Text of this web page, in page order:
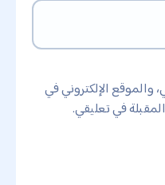
والموقع الإلكتروني في
في تعليقي.